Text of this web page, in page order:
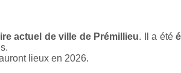
actuel de ville de Prémillieu. Il a été
lieux en 2026.